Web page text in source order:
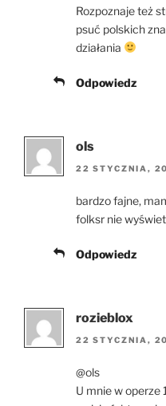
Rozpoznaje też
psuć polskich
działania
Odpowiedz
ols
22 STYCZNIA,
bardzo fajne,
folksr nie
Odpowiedz
rozieblox
22 STYCZNIA,
@ols
U mnie w operze